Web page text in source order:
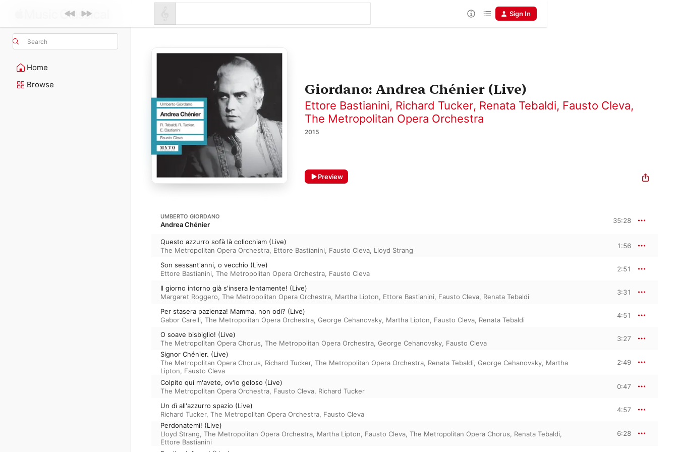
Search
Home
Browse
Sign In
Giordano: Andrea Chénier (Live)
Ettore Bastianini, Richard Tucker, Renata Tebaldi, Fausto Cleva,
The Metropolitan Opera Orchestra
2015
Preview
UMBERTO GIORDANO
Andrea Chénier 35:28
Questo azzurro sofà là collochiam (Live)
The Metropolitan Opera Orchestra, Ettore Bastianini, Fausto Cleva, Lloyd Strang
1:56
Son sessant'anni, o vecchio (Live)
Ettore Bastianini, The Metropolitan Opera Orchestra, Fausto Cleva
2:51
Il giorno intorno già s'insera lentamente! (Live)
Margaret Roggero, The Metropolitan Opera Orchestra, Martha Lipton, Ettore Bastianini, Fausto Cleva, Renata Tebaldi
3:31
Per stasera pazienza! Mamma, non odi? (Live)
Gabor Carelli, The Metropolitan Opera Orchestra, George Cehanovsky, Martha Lipton, Fausto Cleva, Renata Tebaldi
4:51
O soave bisbiglio! (Live)
The Metropolitan Opera Chorus, The Metropolitan Opera Orchestra, George Cehanovsky, Fausto Cleva
3:27
Signor Chénier. (Live)
The Metropolitan Opera Chorus, Richard Tucker, The Metropolitan Opera Orchestra, Renata Tebaldi, George Cehanovsky, Martha
Lipton, Fausto Cleva
2:49
Colpito qui m'avete, ov'io geloso (Live)
The Metropolitan Opera Orchestra, Fausto Cleva, Richard Tucker
0:47
Un dì all'azzurro spazio (Live)
Richard Tucker, The Metropolitan Opera Orchestra, Fausto Cleva
4:57
Perdonatemi! (Live)
Lloyd Strang, The Metropolitan Opera Orchestra, Martha Lipton, Fausto Cleva, The Metropolitan Opera Chorus, Renata Tebaldi,
Ettore Bastianini
6:28